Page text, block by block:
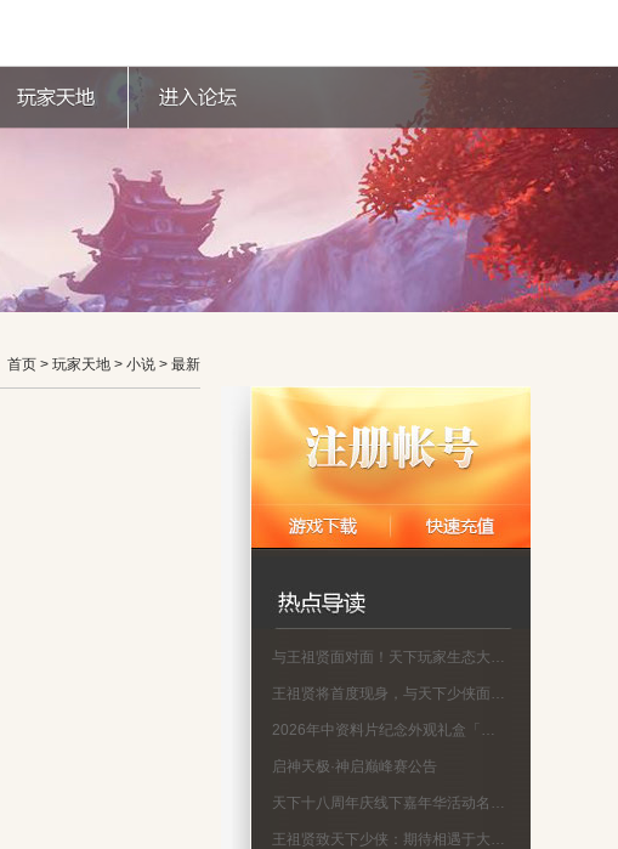
首页 > 玩家天地 > 小说 > 最新
与王祖贤面对面！天下玩家生态大会名单公示
王祖贤将首度现身，与天下少侠面对面！
2026年中资料片纪念外观礼盒「蜀渊问剑」现已上线！
启神天极·神启巅峰赛公告
天下十八周年庆线下嘉年华活动名单公示
王祖贤致天下少侠：期待相遇于大荒！18周年专属问候请查收